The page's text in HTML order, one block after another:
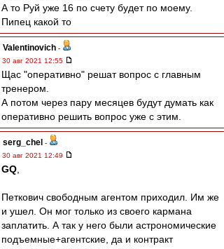
А то Руй уже 16 по счету будет по моему.
Пипец какой то
Valentinovich -
30 авг 2021 12:55
Щас "оперативно" решат вопрос с главным
тренером.
А потом через пару месяцев будут думать как
оперативно решить вопрос уже с этим.
serg_chel -
30 авг 2021 12:49
GQ
Петкович свободным агентом приходил. Им же
и ушел. Он мог только из своего кармана
заплатить. А так у него были астрономические
подъемные+агентские, да и контракт